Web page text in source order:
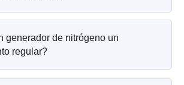
generador de nitrógeno un
regular?